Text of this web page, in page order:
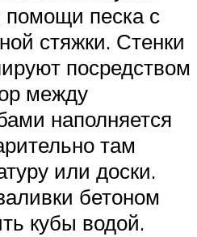
помощи песка с
стяжки. Стенки
посредством
между
наполняется
там
или доски.
бетоном
кубы водой.